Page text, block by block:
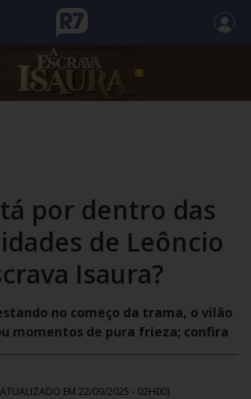
por dentro das
de Leôncio
Isaura?
no começo da trama, o vilão
momentos de pura frieza; confira
EM 22/09/2025 - 02H00)